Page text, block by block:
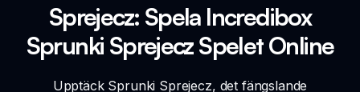
Sprejecz: Spela Incredibox
Sprunki Sprejecz Spelet Online
Upptäck Sprunki Sprejecz, det fängslande